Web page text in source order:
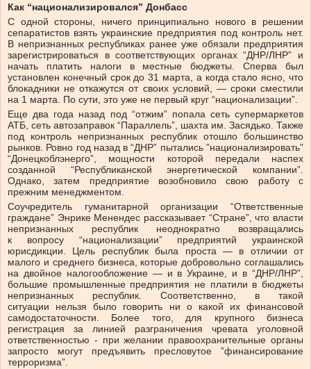
Как “национализировался” Донбасс
С одной стороны, ничего принципиально нового в решении
сепаратистов взять украинские предприятия под контроль нет.
В непризнанных республиках ранее уже обязали предприятия
зарегистрироваться в соответствующих органах “ДНР/ЛНР” и
начать платить налоги в местные бюджеты. Сперва был
установлен конечный срок до 31 марта, а когда стало ясно, что
блокадники не откажутся от своих условий, — сроки сместили
на 1 марта. По сути, это уже не первый круг “национализации”.
Еще два года назад под “отжим” попала сеть супермаркетов
АТБ, сеть автозаправок “Параллель”, шахта им. Засядько. Также
под контроль непризнанных республик отошло большинство
рынков. Ровно год назад в “ДНР” пытались ”национализировать”
“Донецкоблэнерго”, мощности которой передали наспех
созданной “Республиканской энергетической компании”.
Однако, затем предприятие возобновило свою работу с
прежним менеджментом.
Соучредитель гуманитарной организации “Ответственные
граждане” Энрике Менендес рассказывает “Стране”, что власти
непризнанных республик неоднократно возвращались
к вопросу “национализации” предприятий украинской
юрисдикции. Цель республик была проста — в отличии от
малого и среднего бизнеса, которые добровольно соглашались
на двойное налогообложение — и в Украине, и в “ДНР/ЛНР”,
большие промышленные предприятия не платили в бюджеты
непризнанных республик. Соответственно, в такой
ситуации нельзя было говорить ни о какой их финансовой
самодостаточности. Более того, для крупного бизнеса
регистрация за линией разграничения чревата уголовной
ответственностью - при желании правоохранительные органы
запросто могут предъявить пресловутое ”финансирование
терроризма”.